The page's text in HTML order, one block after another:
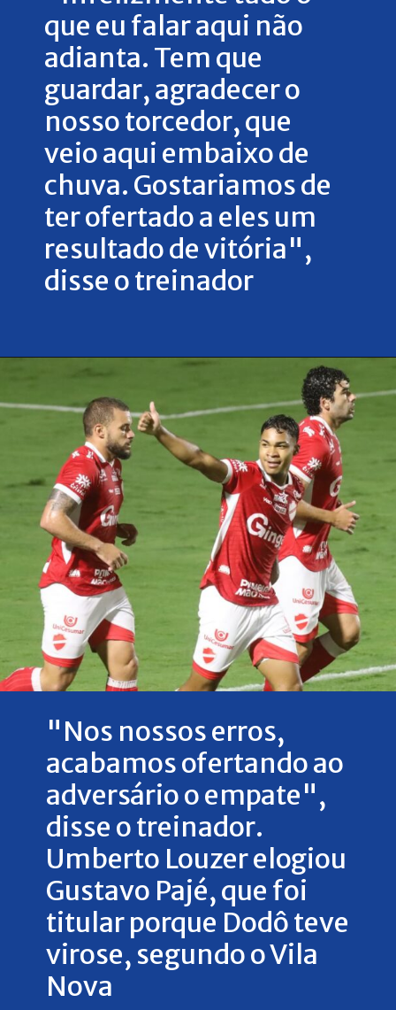
que eu falar aqui não
adianta. Tem que
guardar, agradecer o
nosso torcedor, que
veio aqui embaixo de
chuva. Gostariamos de
ter ofertado a eles um
resultado de vitória",
disse o treinador
"Nos nossos erros,
acabamos ofertando ao
adversário o empate",
disse o treinador.
Umberto Louzer elogiou
Gustavo Pajé, que foi
titular porque Dodô teve
virose, segundo o Vila
Nova